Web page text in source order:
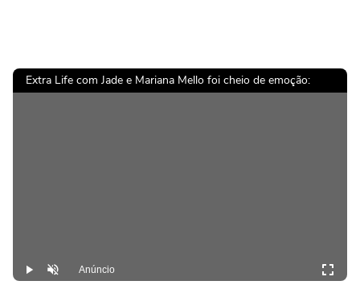
Extra Life com Jade e Mariana Mello foi cheio de emoção:
Play DesmutarAnúncio